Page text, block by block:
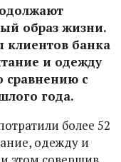
образ жизни.
клиентов банка
и одежду
сравнению с
года.
более 52
одежду и